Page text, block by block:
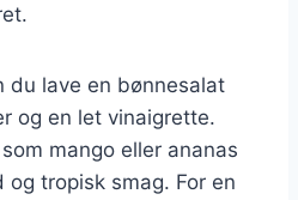
du lave en bønnesalat
og en let vinaigrette.
mango eller ananas
og tropisk smag. For en